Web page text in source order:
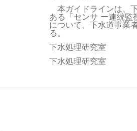
本ガイドラインは、
ある「センサ ー連続監
について、下水道事業
る。
下水処理研究室
下水処理研究室